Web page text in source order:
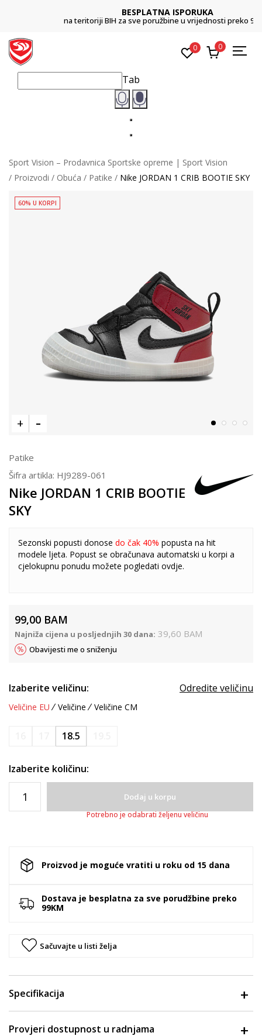
BESPLATNA ISPORUKA
na teritoriji BIH za sve poružbine u vrijednosti preko 99 KM
0 0
Tab
Sport Vision – Prodavnica Sportske opreme | Sport Vision
Proizvodi
Obuća Patike Nike JORDAN 1 CRIB BOOTIE SKY
60% U KORPI
Patike
Šifra artikla: HJ9289-061
Nike JORDAN 1 CRIB BOOTIE
SKY
Sezonski popusti donose do čak 40% popusta na hit
modele ljeta. Popust se obračunava automatski u korpi a
cjelokupnu ponudu možete pogledati ovdje.
99,00 BAM
Najniža cijena u posljednjih 30 dana: 39,60 BAM
Obavijesti me o sniženju
Izaberite veličinu: Odredite veličinu
Veličine EU Veličine Veličine CM
18.5
Izaberite količinu:
Dodaj u korpu
Potrebno je odabrati željenu veličinu
Proizvod je moguće vratiti u roku od 15 dana
Dostava je besplatna za sve porudžbine preko
99KM
Sačuvajte u listi želja
Specifikacija
Provjeri dostupnost u radnjama